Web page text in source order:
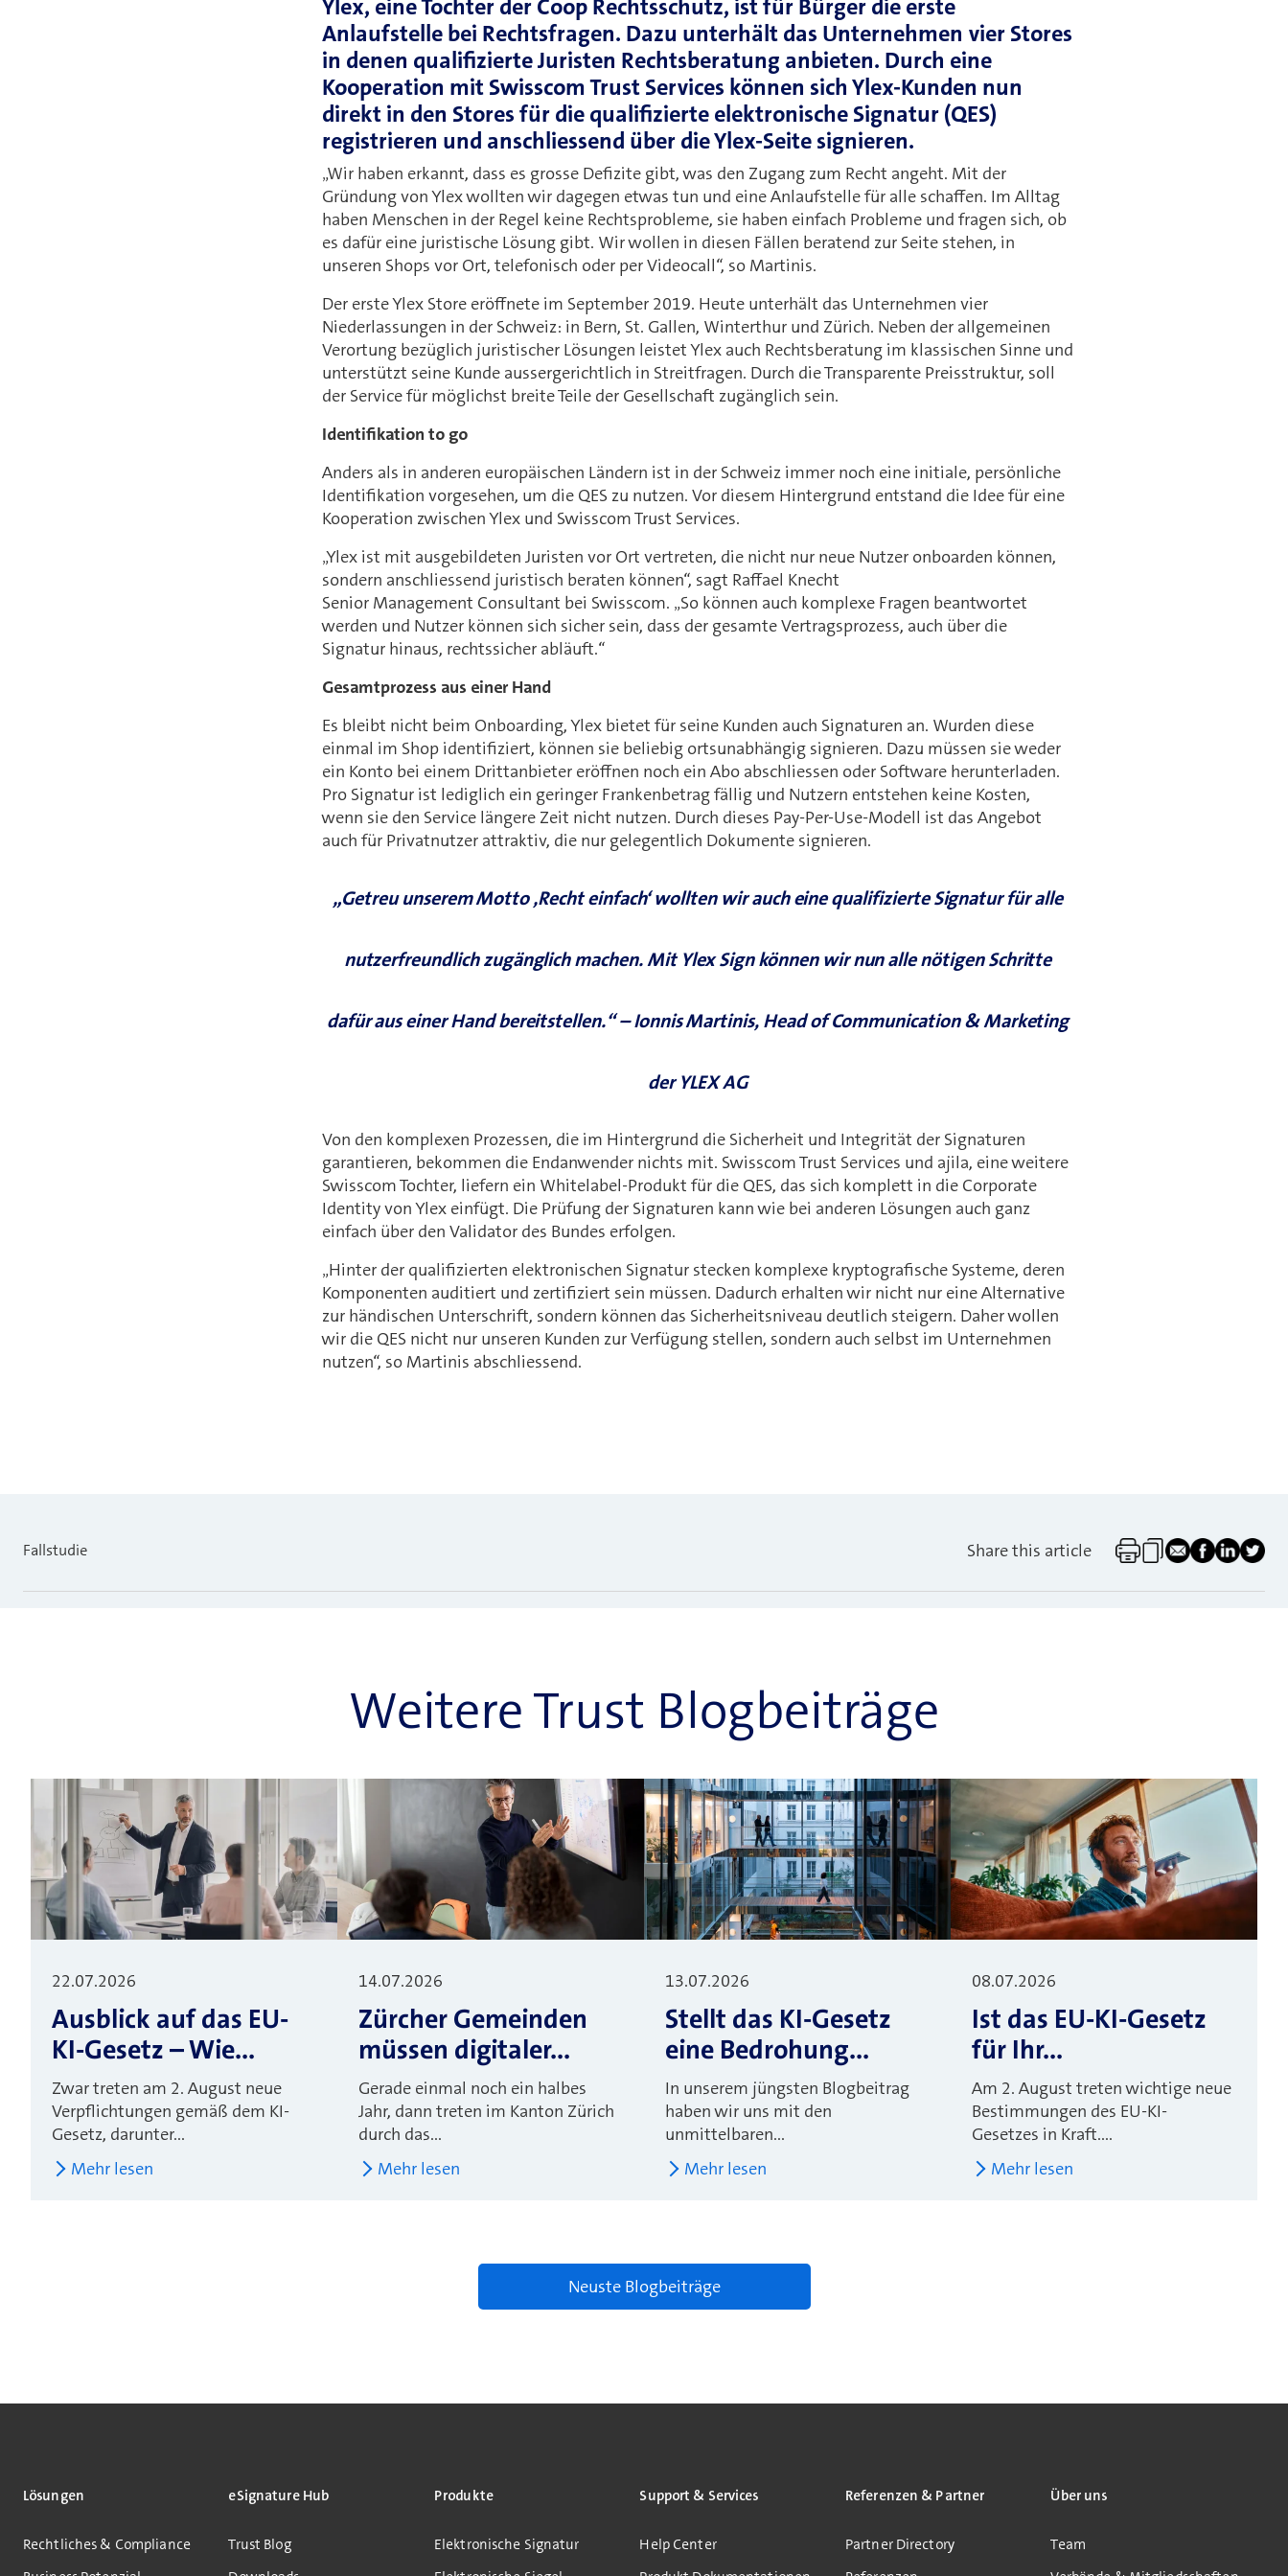
Ylex, eine Tochter der Coop Rechtsschutz, ist für Bürger die erste
Anlaufstelle bei Rechtsfragen. Dazu unterhält das Unternehmen vier Stores
in denen qualifizierte Juristen Rechtsberatung anbieten. Durch eine
Kooperation mit Swisscom Trust Services können sich Ylex-Kunden nun
direkt in den Stores für die qualifizierte elektronische Signatur (QES)
registrieren und anschliessend über die Ylex-Seite signieren.
„Wir haben erkannt, dass es grosse Defizite gibt, was den Zugang zum Recht angeht. Mit der
Gründung von Ylex wollten wir dagegen etwas tun und eine Anlaufstelle für alle schaffen. Im Alltag
haben Menschen in der Regel keine Rechtsprobleme, sie haben einfach Probleme und fragen sich, ob
es dafür eine juristische Lösung gibt. Wir wollen in diesen Fällen beratend zur Seite stehen, in
unseren Shops vor Ort, telefonisch oder per Videocall“, so Martinis.
Der erste Ylex Store eröffnete im September 2019. Heute unterhält das Unternehmen vier
Niederlassungen in der Schweiz: in Bern, St. Gallen, Winterthur und Zürich. Neben der allgemeinen
Verortung bezüglich juristischer Lösungen leistet Ylex auch Rechtsberatung im klassischen Sinne und
unterstützt seine Kunde aussergerichtlich in Streitfragen. Durch die Transparente Preisstruktur, soll
der Service für möglichst breite Teile der Gesellschaft zugänglich sein.
Identifikation to go
Anders als in anderen europäischen Ländern ist in der Schweiz immer noch eine initiale, persönliche
Identifikation vorgesehen, um die QES zu nutzen. Vor diesem Hintergrund entstand die Idee für eine
Kooperation zwischen Ylex und Swisscom Trust Services.
„Ylex ist mit ausgebildeten Juristen vor Ort vertreten, die nicht nur neue Nutzer onboarden können,
sondern anschliessend juristisch beraten können“, sagt Raffael Knecht
Senior Management Consultant bei Swisscom. „So können auch komplexe Fragen beantwortet
werden und Nutzer können sich sicher sein, dass der gesamte Vertragsprozess, auch über die
Signatur hinaus, rechtssicher abläuft.“
Gesamtprozess aus einer Hand
Es bleibt nicht beim Onboarding, Ylex bietet für seine Kunden auch Signaturen an. Wurden diese
einmal im Shop identifiziert, können sie beliebig ortsunabhängig signieren. Dazu müssen sie weder
ein Konto bei einem Drittanbieter eröffnen noch ein Abo abschliessen oder Software herunterladen.
Pro Signatur ist lediglich ein geringer Frankenbetrag fällig und Nutzern entstehen keine Kosten,
wenn sie den Service längere Zeit nicht nutzen. Durch dieses Pay-Per-Use-Modell ist das Angebot
auch für Privatnutzer attraktiv, die nur gelegentlich Dokumente signieren.
„Getreu unserem Motto ‚Recht einfach‘ wollten wir auch eine qualifizierte Signatur für alle
nutzerfreundlich zugänglich machen. Mit Ylex Sign können wir nun alle nötigen Schritte
dafür aus einer Hand bereitstellen.“ – Ionnis Martinis, Head of Communication & Marketing
der YLEX AG
Von den komplexen Prozessen, die im Hintergrund die Sicherheit und Integrität der Signaturen
garantieren, bekommen die Endanwender nichts mit. Swisscom Trust Services und ajila, eine weitere
Swisscom Tochter, liefern ein Whitelabel-Produkt für die QES, das sich komplett in die Corporate
Identity von Ylex einfügt. Die Prüfung der Signaturen kann wie bei anderen Lösungen auch ganz
einfach über den Validator des Bundes erfolgen.
„Hinter der qualifizierten elektronischen Signatur stecken komplexe kryptografische Systeme, deren
Komponenten auditiert und zertifiziert sein müssen. Dadurch erhalten wir nicht nur eine Alternative
zur händischen Unterschrift, sondern können das Sicherheitsniveau deutlich steigern. Daher wollen
wir die QES nicht nur unseren Kunden zur Verfügung stellen, sondern auch selbst im Unternehmen
nutzen“, so Martinis abschliessend.
Fallstudie Share this article
Weitere Trust Blogbeiträge
22.07.2026
Ausblick auf das EU-
KI-Gesetz – Wie...
Zwar treten am 2. August neue
Verpflichtungen gemäß dem KI-
Gesetz, darunter...
Mehr lesen
14.07.2026
Zürcher Gemeinden
müssen digitaler...
Gerade einmal noch ein halbes
Jahr, dann treten im Kanton Zürich
durch das...
Mehr lesen
13.07.2026
Stellt das KI-Gesetz
eine Bedrohung...
In unserem jüngsten Blogbeitrag
haben wir uns mit den
unmittelbaren...
Mehr lesen
08.07.2026
Ist das EU-KI-Gesetz
für Ihr...
Am 2. August treten wichtige neue
Bestimmungen des EU-KI-
Gesetzes in Kraft....
Mehr lesen
Neuste Blogbeiträge
Lösungen
Rechtliches & Compliance
eSignature Hub
Trust Blog
Produkte
Elektronische Signatur
Support & Services
Help Center
Referenzen & Partner
Partner Directory
Über uns
Team